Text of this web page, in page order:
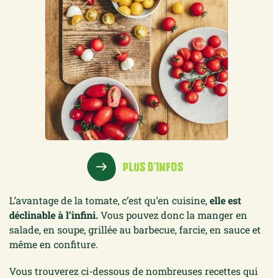
PLUS D’INFOS
L’avantage de la tomate, c’est qu’en cuisine,elle est
déclinable à l’infini.Vous pouvez donc la manger en
salade, en soupe, grillée au barbecue, farcie, en sauce et
même en confiture.
Vous trouverez ci-dessous de nombreuses recettes qui